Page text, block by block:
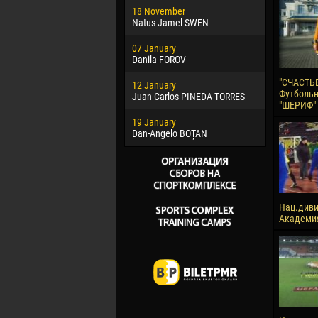
18 November
Natus Jamel SWEN
07 January
Danila FOROV
12 January
Juan Carlos PINEDA TORRES
19 January
Dan-Angelo BOȚAN
Jayder
22 March
Samba
Vitor Hugo
28 March
Raí
"ШЕРИФ"